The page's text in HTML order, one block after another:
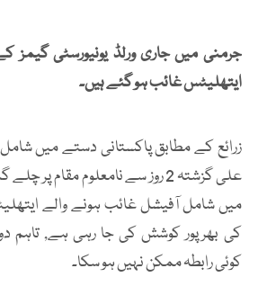
ایتھلیٹس غائب ہو گئے ہیں۔
زرائع کے مطابق پاکستانی دستے میں شامل
علی گزشتہ 2 روز سے نامعلوم مقام
میں شامل آفیشل غائب ہونے والے
کی بھرپور کوشش کی جا رہی ہے, تاہم
کوئی رابطہ ممکن نہیں ہو سکا۔